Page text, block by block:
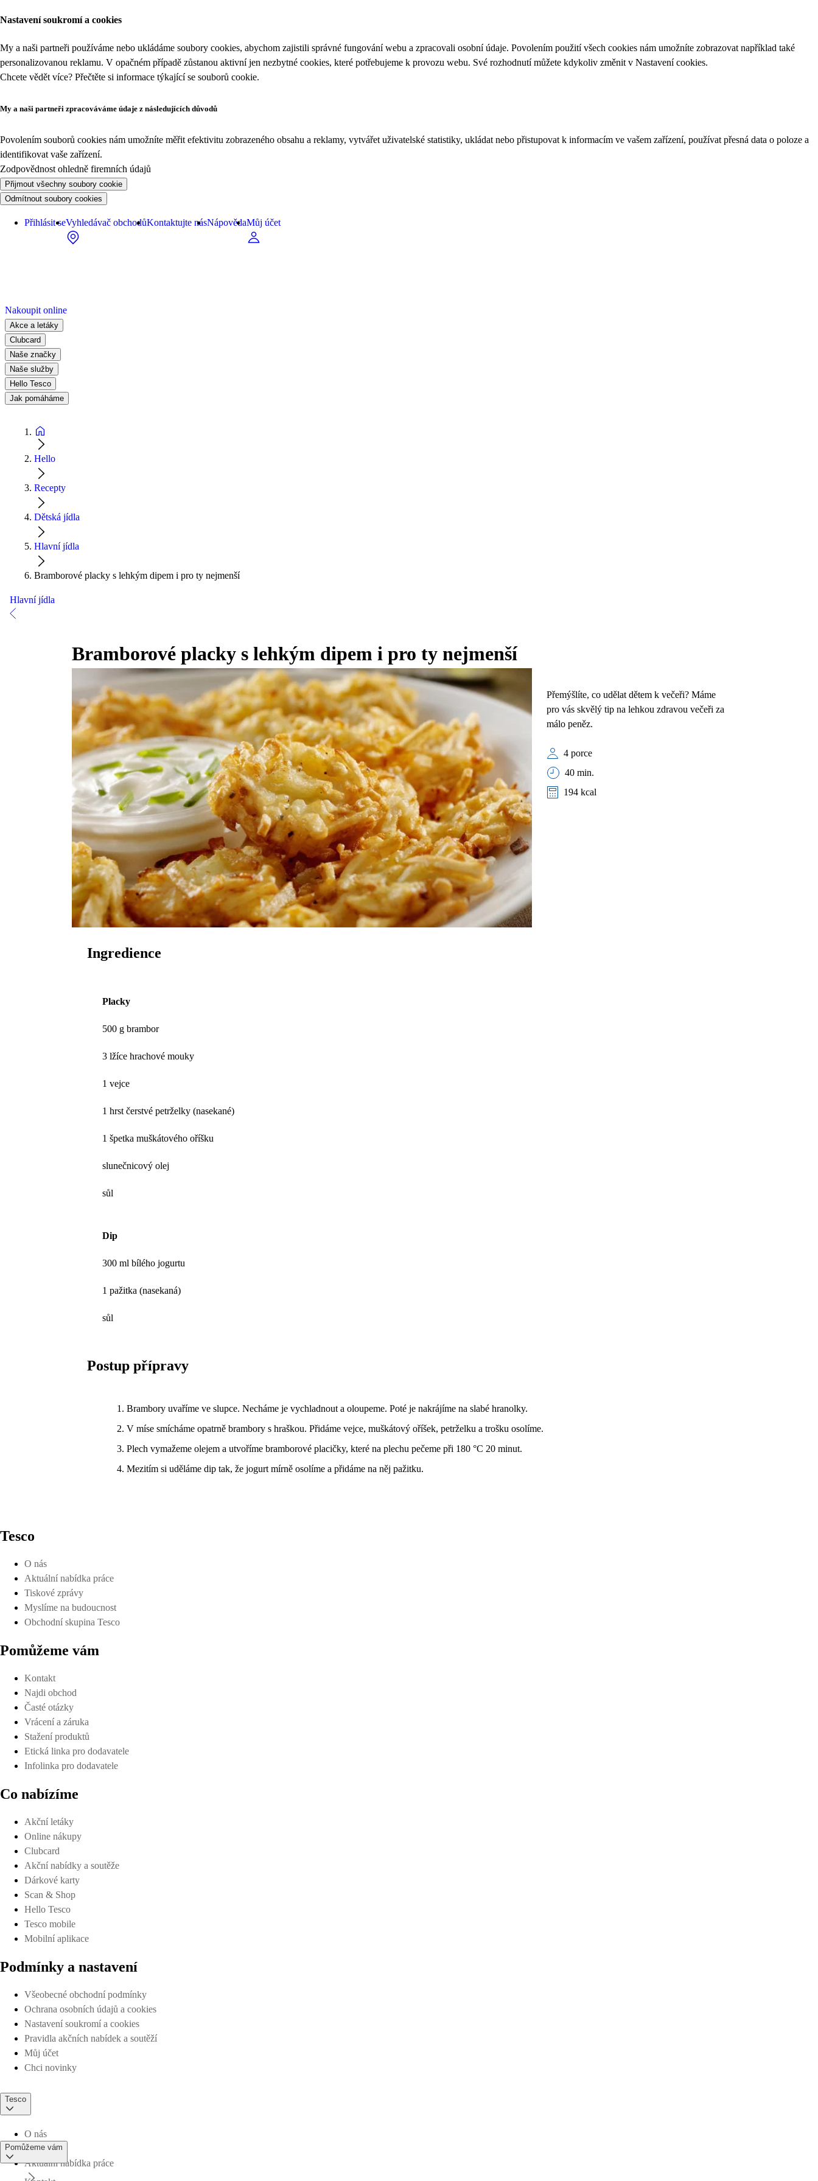
Nastavení soukromí a cookies
My a naši partneři používáme nebo ukládáme soubory cookies, abychom zajistili správné fungování webu a zpracovali osobní údaje. Povolením použití všech cookies nám umožníte zobrazovat například také
personalizovanou reklamu. V opačném případě zůstanou aktivní jen nezbytné cookies, které potřebujeme k provozu webu. Své rozhodnutí můžete kdykoliv změnit v Nastavení cookies.
Chcete vědět více? Přečtěte si informace týkající se souborů cookie.
My a naši partneři zpracováváme údaje z následujících důvodů
Povolením souborů cookies nám umožníte měřit efektivitu zobrazeného obsahu a reklamy, vytvářet uživatelské statistiky, ukládat nebo přistupovat k informacím ve vašem zařízení, používat přesná data o poloze a
identifikovat vaše zařízení.
Zodpovědnost ohledně firemních údajů
Přijmout všechny soubory cookie
Odmítnout soubory cookies
Přihlásit seVyhledávač obchodůKontaktujte násNápovědaMůj účet
Nakoupit online
Akce a letáky
Clubcard
Naše značky
Naše služby
Hello Tesco
Jak pomáháme
Hello
Recepty
Dětská jídla
Hlavní jídla
Bramborové placky s lehkým dipem i pro ty nejmenší
Hlavní jídla
Bramborové placky s lehkým dipem i pro ty nejmenší
Přemýšlíte, co udělat dětem k večeři? Máme
pro vás skvělý tip na lehkou zdravou večeři za
málo peněz.
4 porce
40 min.
194 kcal
Ingredience
Placky
500 g brambor
3 lžíce hrachové mouky
1 vejce
1 hrst čerstvé petrželky (nasekané)
1 špetka muškátového oříšku
slunečnicový olej
sůl
Dip
300 ml bílého jogurtu
1 pažitka (nasekaná)
sůl
Postup přípravy
Brambory uvaříme ve slupce. Necháme je vychladnout a oloupeme. Poté je nakrájíme na slabé hranolky.
V míse smícháme opatrně brambory s hraškou. Přidáme vejce, muškátový oříšek, petrželku a trošku osolíme.
Plech vymažeme olejem a utvoříme bramborové placičky, které na plechu pečeme při 180 °C 20 minut.
Mezitím si uděláme dip tak, že jogurt mírně osolíme a přidáme na něj pažitku.
Tesco
O nás
Aktuální nabídka práce
Tiskové zprávy
Myslíme na budoucnost
Obchodní skupina Tesco
Pomůžeme vám
Kontakt
Najdi obchod
Časté otázky
Vrácení a záruka
Stažení produktů
Etická linka pro dodavatele
Infolinka pro dodavatele
Co nabízíme
Akční letáky
Online nákupy
Clubcard
Akční nabídky a soutěže
Dárkové karty
Scan & Shop
Hello Tesco
Tesco mobile
Mobilní aplikace
Podmínky a nastavení
Všeobecné obchodní podmínky
Ochrana osobních údajů a cookies
Nastavení soukromí a cookies
Pravidla akčních nabídek a soutěží
Můj účet
Chci novinky
Tesco
O nás
Aktuální nabídka práce
Pomůžeme vám